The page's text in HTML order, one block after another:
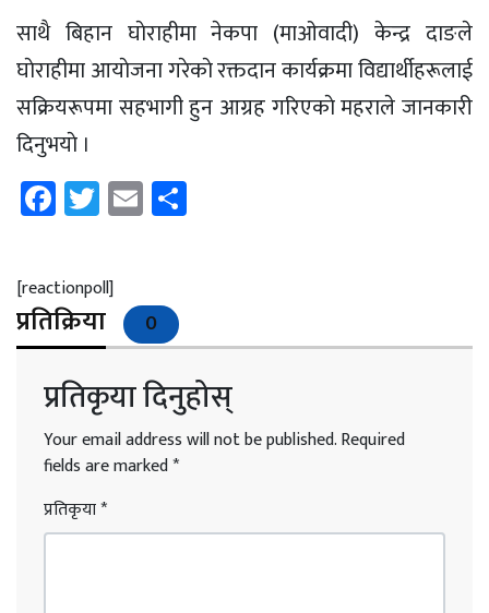
साथै बिहान घाेराहीमा नेकपा (माओवादी) केन्द्र दाङले
घाेराहीमा आयाेजना गरेकाे रक्तदान कार्यक्रमा विद्यार्थीहरूलाई
सक्रियरूपमा सहभागी हुन आग्रह गरिएकाे महराले जानकारी
दिनुभयाे ।
Facebook
Twitter
Email
[reactionpoll]
प्रतिक्रिया 0
प्रतिकृया दिनुहोस्
Your email address will not be published.Required
fields are marked*
प्रतिकृया*